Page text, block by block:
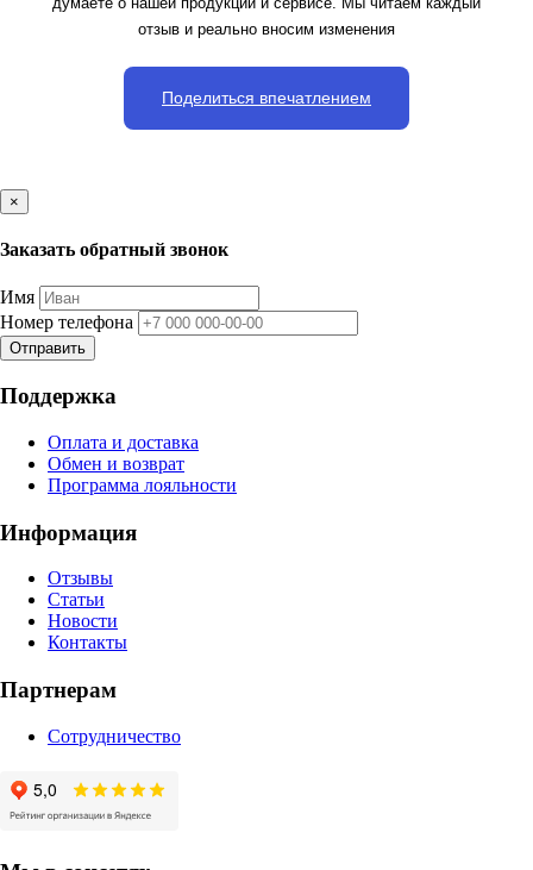
отзыв и реально вносим изменения
Поделиться впечатлением
×
Заказать обратный звонок
Имя
Номер телефона
Отправить
Поддержка
Оплата и доставка
Обмен и возврат
Программа лояльности
Информация
Отзывы
Статьи
Новости
Контакты
Партнерам
Сотрудничество